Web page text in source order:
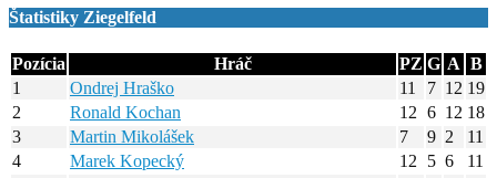
Štatistiky Ziegelfeld
Pozícia Hráč PZ G A B
1
Ondrej Hraško 11 7 12 19
2
Ronald Kochan 12 6 12 18
3
Martin Mikolášek 7 9 2
11
4
Marek Kopecký 12 5 6
11